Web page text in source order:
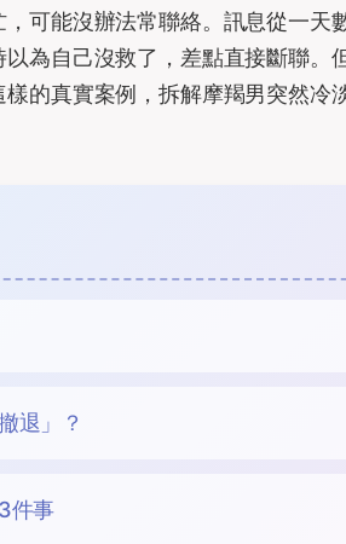
可能沒辦法常聯絡。訊息從一天
為自己沒救了，差點直接斷聯。
的真實案例，拆解摩羯男突然冷
退」？
件事